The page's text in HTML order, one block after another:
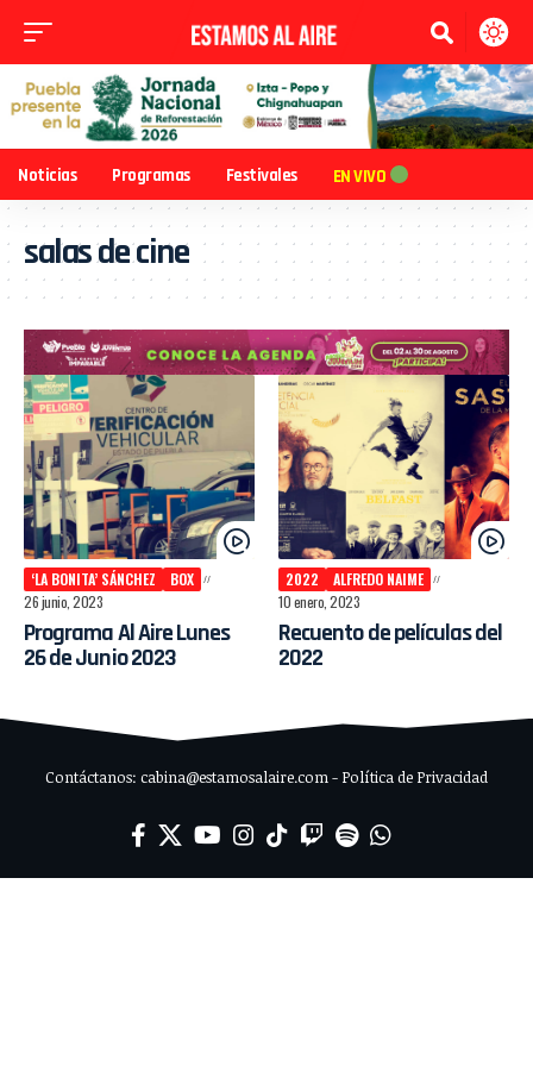
Noticias Programas Festivales EN VIVO
salas de cine
‘LA BONITA’ SÁNCHEZ
BOX
26 junio, 2023
Programa Al Aire Lunes
26 de Junio 2023
2022
ALFREDO NAIME
10 enero, 2023
Recuento de películas del
2022
Contáctanos: cabina@estamosalaire.com - Política de Privacidad